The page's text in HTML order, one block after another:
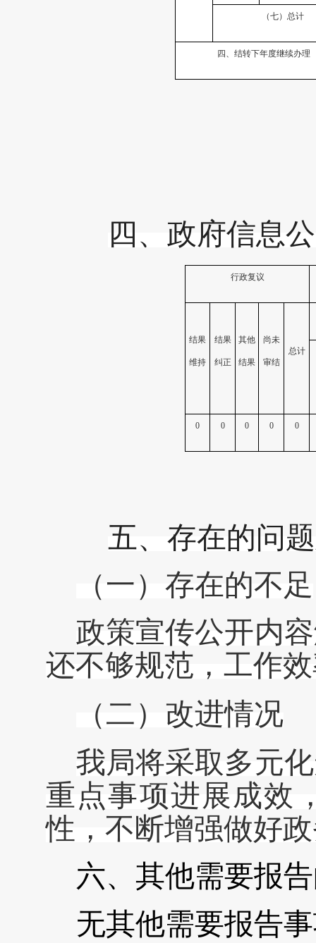
（七）总计
四、结转下年度继续办理
四、政府信息
行政复议
结果
维持
结果
纠正
其他
结果
尚未
审结
总计
0 0 0 0 0
五、存在的问
（一）存在的不足
政策宣传公开内
还不够规范，工作
（二）改进情况
我局将采取多元
重点事项进展成效
性，不断增强做好
六、其他需要报
无其他需要报告